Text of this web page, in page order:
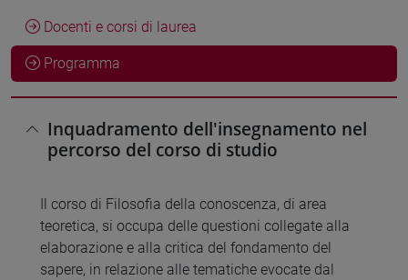
Docenti e corsi di laurea
Programma
Inquadramento dell'insegnamento nel
percorso del corso di studio
Il corso di Filosofia della conoscenza, di area
teoretica, si occupa delle questioni collegate alla
elaborazione e alla critica del fondamento del
sapere, in relazione alle tematiche evocate dal